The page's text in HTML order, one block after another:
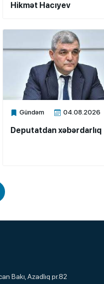
Hikmət Hacıyev
Gündəm 04.08.2026
Xalq.Online
Deputatdan xəbərdarlıq
Bakı, Azadlıq pr.82